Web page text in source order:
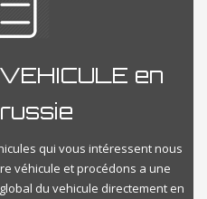
en
qui vous intéressent nous
véhicule et procédons a une
du vehicule directement en